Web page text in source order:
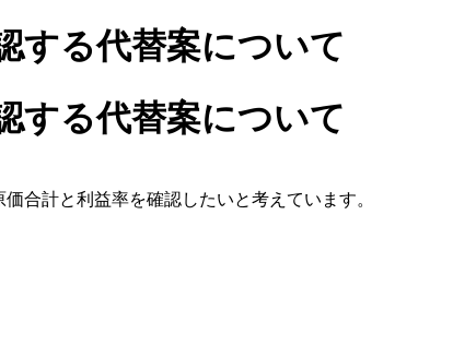
する代替案について
する代替案について
合計と利益率を確認したいと考えています。